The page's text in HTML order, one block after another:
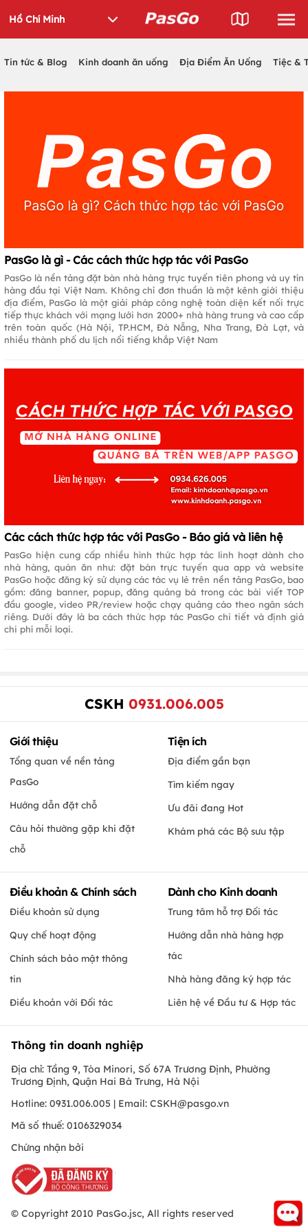
Tin tức & Blog Kinh doanh ăn uống Địa Điểm Ăn Uống Tiệc &
PasGo là gì - Các cách thức hợp tác với PasGo
PasGo là nền tảng đặt bàn nhà hàng trực tuyến tiên phong và uy tín
hàng đầu tại Việt Nam. Không chỉ đơn thuần là một kênh giới thiệu
địa điểm, PasGo là một giải pháp công nghệ toàn diện kết nối trực
tiếp thực khách với mạng lưới hơn 2000+ nhà hàng trung và cao cấp
trên toàn quốc (Hà Nội, TP.HCM, Đà Nẵng, Nha Trang, Đà Lạt, và
nhiều thành phố du lịch nổi tiếng khắp Việt Nam
Các cách thức hợp tác với PasGo - Báo giá và liên hệ
PasGo hiện cung cấp nhiều hình thức hợp tác linh hoạt dành cho
nhà hàng, quán ăn như: đặt bàn trực tuyến qua app và website
PasGo hoặc đăng ký sử dụng các tác vụ lẻ trên nền tảng PasGo, bao
gồm: đăng banner, popup, đăng quảng bá trong các bài viết TOP
đầu google, video PR/review hoặc chạy quảng cáo theo ngân sách
riêng. Dưới đây là ba cách thức hợp tác PasGo chi tiết và định giá
chi phí mỗi loại.
CSKH 0931.006.005
Giới thiệu
Tổng quan về nền tảng
PasGo
Hướng dẫn đặt chỗ
Câu hỏi thường gặp khi đặt
chỗ
Tiện ích
Địa điểm gần bạn
Tìm kiếm ngay
Ưu đãi đang Hot
Khám phá các Bộ sưu tập
Điều khoản & Chính sách
Điều khoản sử dụng
Quy chế hoạt động
Chính sách bảo mật thông
tin
Điều khoản với Đối tác
Dành cho Kinh doanh
Trung tâm hỗ trợ Đối tác
Hướng dẫn nhà hàng hợp
tác
Nhà hàng đăng ký hợp tác
Liên hệ về Đầu tư & Hợp tác
Thông tin doanh nghiệp
Địa chỉ: Tầng 9, Tòa Minori, Số 67A Trương Định, Phường
Trương Định, Quận Hai Bà Trưng, Hà Nội
Hotline: 0931.006.005 | Email: CSKH@pasgo.vn
Mã số thuế: 0106329034
Chứng nhận bởi
© Copyright 2010 PasGo.jsc, All rights reserved